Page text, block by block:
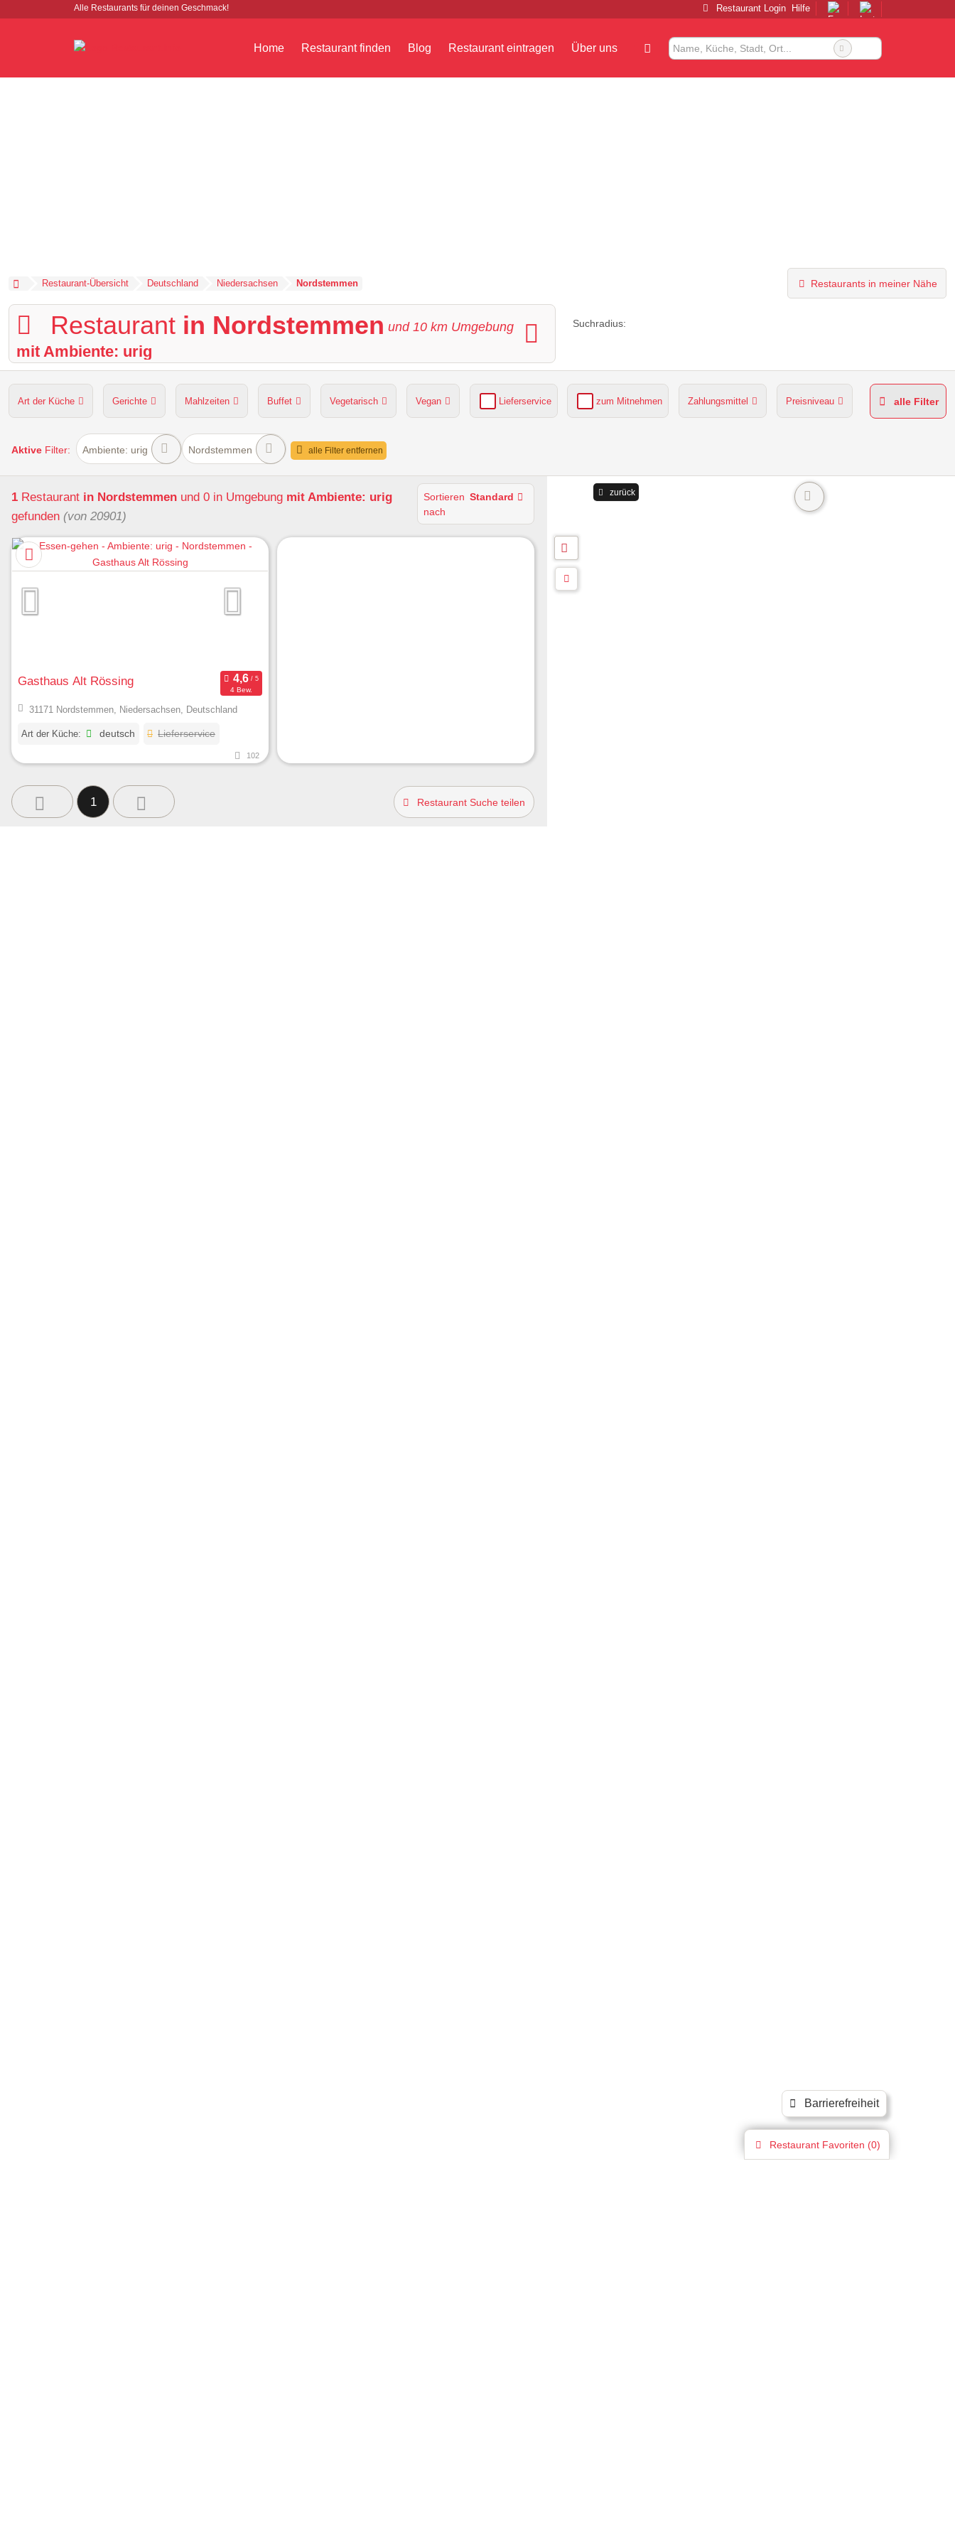
Alle Restaurants für deinen Geschmack!
Barrierefreiheit
Restaurant Login Hilfe
Home Restaurant finden Blog Restaurant eintragen Über uns
Restaurant-Übersicht Deutschland Niedersachsen Nordstemmen Restaurants in meiner Nähe
Restaurant in Nordstemmen und 10 km Umgebung
mit Ambiente: urig
Suchradius:
Art der Küche Gerichte Mahlzeiten Buffet Vegetarisch Vegan Lieferservice zum Mitnehmen Zahlungsmittel Preisniveau
Hunde erlaubt Kapazität Sitzplätze im Freien grüner Gastgarten
alle Filter
Aktive Filter: Ambiente: urig Nordstemmen alle Filter entfernen
1 Restaurant in Nordstemmen und 0 in Umgebung mit Ambiente: urig
gefunden (von 20901)
Sortieren
nach
Standard
Gasthaus Alt Rössing
4 Bew.
31171 Nordstemmen, Niedersachsen, Deutschland
Art der Küche: deutsch Lieferservice
102
1 Restaurant Suche teilen
Restaurant Favoriten (0)
zurück